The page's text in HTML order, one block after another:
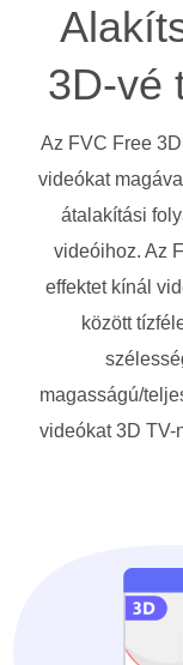
3D-vé
Az FVC Free
videókat
átalakítási
videóihoz. Az
effektet kínál
között
magasságú/
videókat 3D TV-